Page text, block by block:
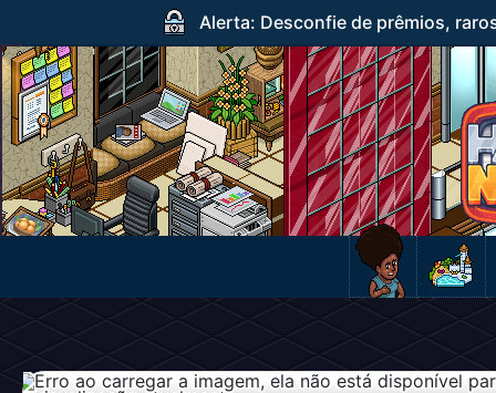
Alerta: Desconfie de prêmios,